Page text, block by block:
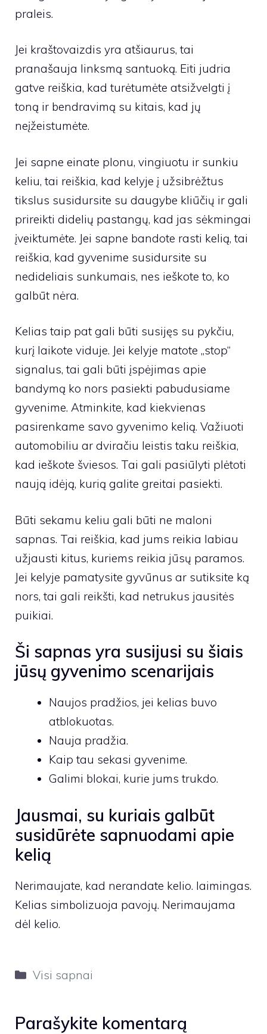
praleis.
Jei kraštovaizdis yra atšiaurus, tai
pranašauja linksmą santuoką. Eiti judria
gatve reiškia, kad turėtumėte atsižvelgti į
toną ir bendravimą su kitais, kad jų
neįžeistumėte.
Jei sapne einate plonu, vingiuotu ir sunkiu
keliu, tai reiškia, kad kelyje į užsibrėžtus
tikslus susidursite su daugybe kliūčių ir gali
prireikti didelių pastangų, kad jas sėkmingai
įveiktumėte. Jei sapne bandote rasti kelią, tai
reiškia, kad gyvenime susidursite su
nedideliais sunkumais, nes ieškote to, ko
galbūt nėra.
Kelias taip pat gali būti susijęs su pykčiu,
kurį laikote viduje. Jei kelyje matote „stop“
signalus, tai gali būti įspėjimas apie
bandymą ko nors pasiekti pabudusiame
gyvenime. Atminkite, kad kiekvienas
pasirenkame savo gyvenimo kelią. Važiuoti
automobiliu ar dviračiu leistis taku reiškia,
kad ieškote šviesos. Tai gali pasiūlyti plėtoti
naują idėją, kurią galite greitai pasiekti.
Būti sekamu keliu gali būti ne maloni
sapnas. Tai reiškia, kad jums reikia labiau
užjausti kitus, kuriems reikia jūsų paramos.
Jei kelyje pamatysite gyvūnus ar sutiksite ką
nors, tai gali reikšti, kad netrukus jausitės
puikiai.
Ši sapnas yra susijusi su šiais
jūsų gyvenimo scenarijais
Naujos pradžios, jei kelias buvo
atblokuotas.
Nauja pradžia.
Kaip tau sekasi gyvenime.
Galimi blokai, kurie jums trukdo.
Jausmai, su kuriais galbūt
susidūrėte sapnuodami apie
kelią
Nerimaujate, kad nerandate kelio. laimingas.
Kelias simbolizuoja pavojų. Nerimaujama
dėl kelio.
Kategorijos
Visi sapnai
Parašykite komentarą